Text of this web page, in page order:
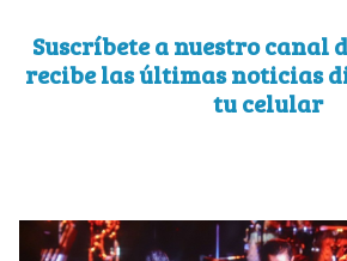
Suscríbete a nuestro canal
recibe las últimas noticias
tu celular